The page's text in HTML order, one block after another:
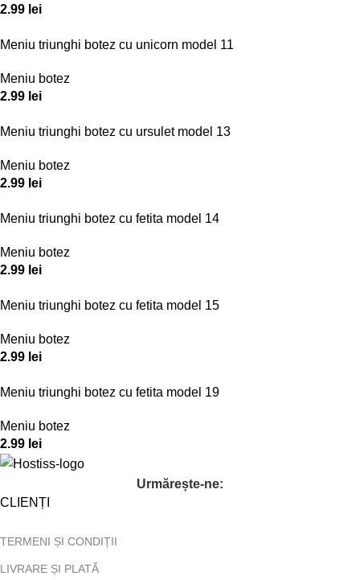
2.99 lei
Meniu triunghi botez cu unicorn model 11
Meniu botez
2.99 lei
Meniu triunghi botez cu ursulet model 13
Meniu botez
2.99 lei
Meniu triunghi botez cu fetita model 14
Meniu botez
2.99 lei
Meniu triunghi botez cu fetita model 15
Meniu botez
2.99 lei
Meniu triunghi botez cu fetita model 19
Meniu botez
2.99 lei
Urmărește-ne:
CLIENȚI
TERMENI ȘI CONDIȚII
LIVRARE ȘI PLATĂ